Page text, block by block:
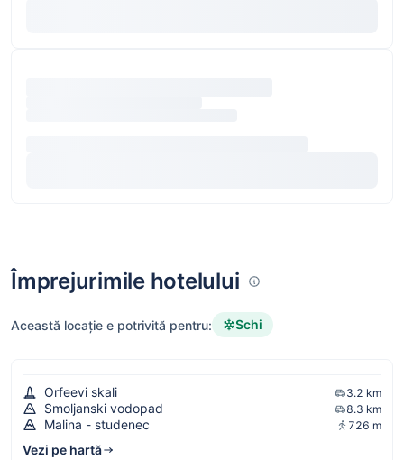
Împrejurimile hotelului
Această locație e potrivită pentru: Schi
Orfeevi skali 3.2 km
Smoljanski vodopad 8.3 km
Malina - studenec 726 m
Vezi pe hartă